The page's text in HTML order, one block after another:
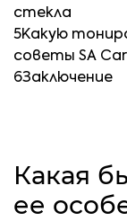
стекла
5Какую
советы SA
6Заключение
Какая
ее